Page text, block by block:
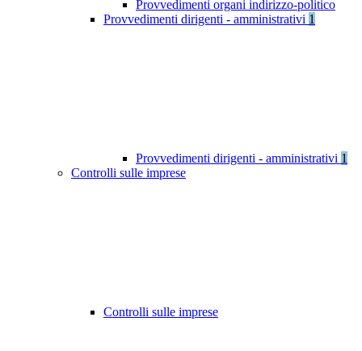
Provvedimenti organi indirizzo-politico
Provvedimenti dirigenti - amministrativi 1
Provvedimenti dirigenti - amministrativi 1
Controlli sulle imprese
Controlli sulle imprese